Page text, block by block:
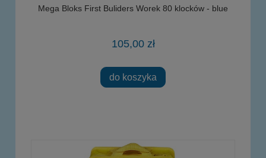
Mega Bloks First Buliders Worek 80 klocków - blue
105,00 zł
do koszyka